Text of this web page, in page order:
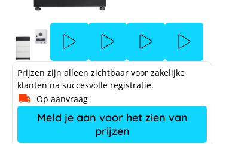
Prijzen zijn alleen zichtbaar voor zakelijke
klanten na succesvolle registratie.
Op aanvraag
Meld je aan voor het zien van
prijzen